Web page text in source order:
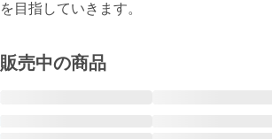
を目指していきます。
販売中の商品